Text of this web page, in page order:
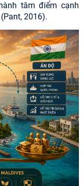
tâm điểm cạnh
2016).